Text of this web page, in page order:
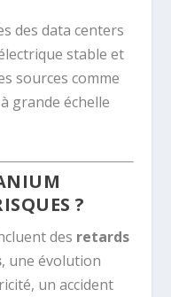
des data centers
stable et
sources comme
grande échelle
?
des retards
, une évolution
un accident